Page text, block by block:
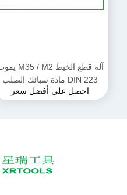
آلة قطع الخيط M35 / M2 يموت
DIN 223 مادة سبائك الصلب
القياسية
احصل على أفضل سعر